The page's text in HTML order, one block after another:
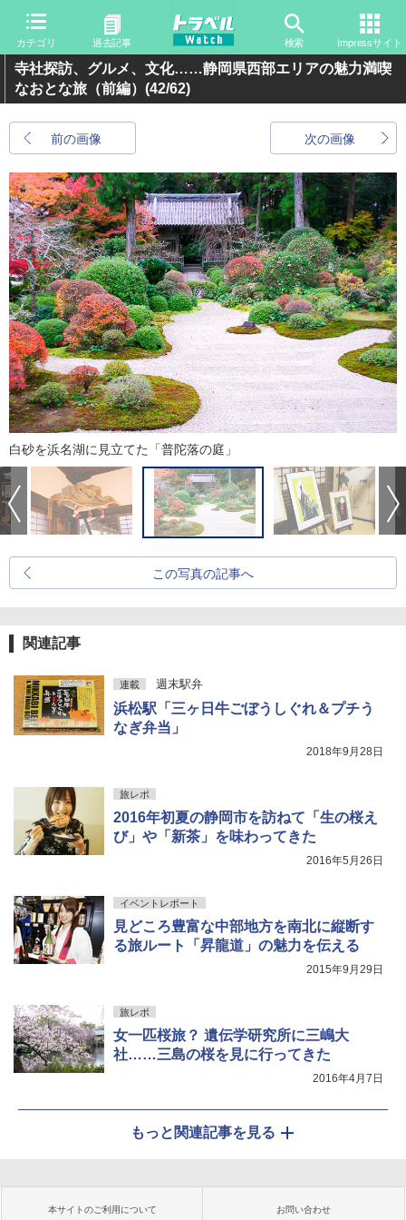
カテゴリ 過去記事 検索 Impressサイト
寺社探訪、グルメ、文化……静岡県西部エリアの魅力満喫
なおとな旅（前編） (42/62)
前の画像 次の画像
白砂を浜名湖に見立てた「普陀落の庭」
この写真の記事へ
関連記事
連載 週末駅弁
浜松駅「三ヶ日牛ごぼうしぐれ＆プチう
なぎ弁当」
2018年9月28日
旅レポ
2016年初夏の静岡市を訪ねて「生の桜え
び」や「新茶」を味わってきた
2016年5月26日
イベントレポート
見どころ豊富な中部地方を南北に縦断す
る旅ルート「昇龍道」の魅力を伝える
2015年9月29日
旅レポ
女一匹桜旅？ 遺伝学研究所に三嶋大
社……三島の桜を見に行ってきた
2016年4月7日
もっと関連記事を見る
本サイトのご利用について お問い合わせ